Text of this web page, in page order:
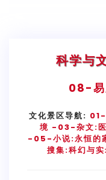
科学与
08-
文化景区导航:
境 -03-杂文:医
-05-小说:永恒的
搜集:科幻与实